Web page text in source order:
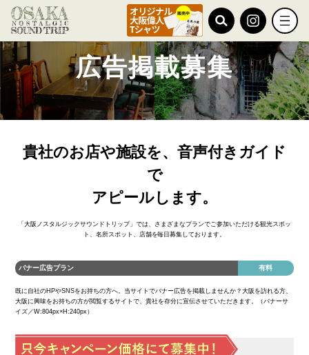
TOP 広告掲載募集
広告掲載募集
貴社のお店や施設を、音声付きガイド
で
アピールします。
「大阪ノスタルジックサウンドトリップ」では、さまざまなプランでご参加いただける観光スポッ
ト、名所スポット、店舗を毎日募集しております。
バナー広告プラン 有料
既に自社のHPやSNSをお持ちの方へ。当サイトでバナー広告を掲載しませんか？大阪を訪れる方、
大阪に興味をお持ちの方が閲覧するサイトで、貴社を存分に宣伝させていただきます。（バナーサ
イズ／W:804px×H:240px）